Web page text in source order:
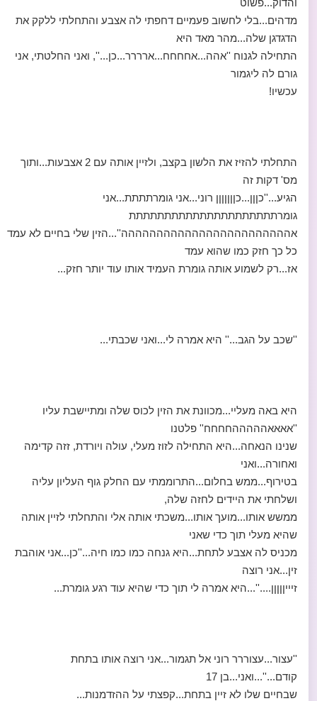
והדוק...פשוט
מדהים...בלי לחשוב פעמיים דחפתי לה אצבע והתחלתי ללקק את
הדגדגן שלה...מהר מאד היא
התחילה לגנוח ''אהה...אחחחח...ארררר...כן...'', ואני החלטתי, אני
גורם לה ליגמור
עכשיו!
התחלתי להזיז את הלשון בקצב, ולזיין אותה עם 2 אצבעות...ותוך
מס' דקות זה
הגיע...''כןןן...כןןןןןןן רוני...אני גומרתתתת...אני
גומרתתתתתתתתתתתתתתתתתתתתת
אהההההההההההההההההההההההה''...הזין שלי בחיים לא עמד
כל כך חזק כמו שהוא עמד
אז...רק לשמוע אותה גומרת העמיד אותו עוד יותר חזק...
''שכב על הגב...'' היא אמרה לי...ואני שכבתי...
היא באה מעליי...מכוונת את הזין לכוס שלה ומתיישבת עליו
''אאאאהההההחחחח'' פלטנו
שנינו הנאחה...היא התחילה לזוז מעלי, עולה ויורדת, זזה קדימה
ואחורה...ואני
בטירוף...ממש בחלום...התרוממתי עם החלק גוף העליון עליה
ושלחתי את היידים לחזה שלה,
ממשש אותו...מועך אותו...משכתי אותה אלי והתחלתי לזיין אותה
שהיא מעלי תוך כדי שאני
מכניס לה אצבע לתחת...היא גנחה כמו כמו חיה...''כן...אני אוהבת
זין...אני רוצה
זיייןןןןן....''...היא אמרה לי תוך כדי שהיא עוד רגע גומרת...
''עצור...עצוררר רוני אל תגמור...אני רוצה אותו בתחת
קודם...''...ואני...בן 17
שבחיים שלו לא זיין בתחת...קפצתי על ההזדמנות...